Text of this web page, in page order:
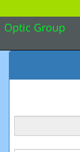
Optic Group